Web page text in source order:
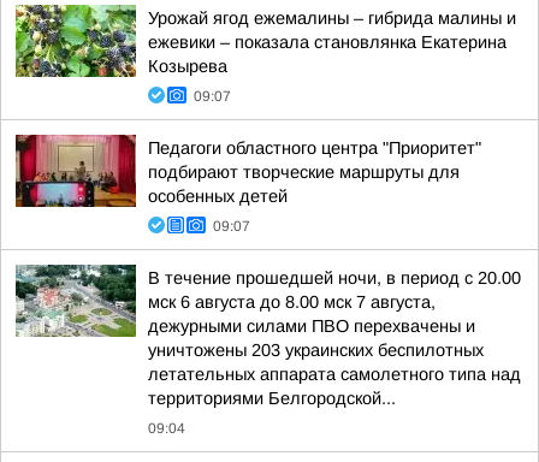
Урожай ягод ежемалины – гибрида малины и
ежевики – показала становлянка Екатерина
Козырева
09:07
Педагоги областного центра "Приоритет"
подбирают творческие маршруты для
особенных детей
09:07
В течение прошедшей ночи, в период с 20.00
мск 6 августа до 8.00 мск 7 августа,
дежурными силами ПВО перехвачены и
уничтожены 203 украинских беспилотных
летательных аппарата самолетного типа над
территориями Белгородской...
09:04